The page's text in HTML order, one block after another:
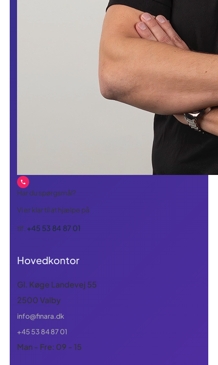
Har du spørgsmål?
Vi er klar til at hjælpe på
tlf. +45 53 84 87 01
Hovedkontor
Gl. Køge Landevej 55
2500 Valby
info@finara.dk
+45 53 84 87 01
Man - Fre: 09 - 15